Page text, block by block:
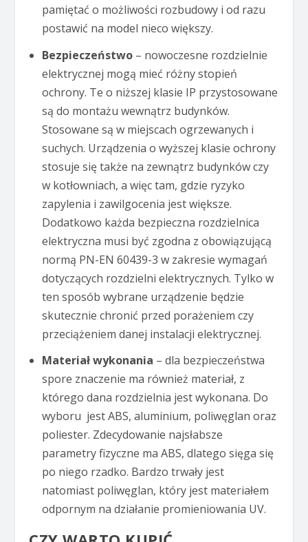
pamiętać o możliwości rozbudowy i od razu
postawić na model nieco większy.
Bezpieczeństwo– nowoczesne rozdzielnie
elektrycznej mogą mieć różny stopień
ochrony. Te o niższej klasie IP przystosowane
są do montażu wewnątrz budynków.
Stosowane są w miejscach ogrzewanych i
suchych. Urządzenia o wyższej klasie ochrony
stosuje się także na zewnątrz budynków czy
w kotłowniach, a więc tam, gdzie ryzyko
zapylenia i zawilgocenia jest większe.
Dodatkowo każda bezpieczna rozdzielnica
elektryczna musi być zgodna z obowiązującą
normą PN-EN 60439-3 w zakresie wymagań
dotyczących rozdzielni elektrycznych. Tylko w
ten sposób wybrane urządzenie będzie
skutecznie chronić przed porażeniem czy
przeciążeniem danej instalacji elektrycznej.
Materiał wykonania – dla bezpieczeństwa
spore znaczenie ma również materiał, z
którego dana rozdzielnia jest wykonana. Do
wyboru jest ABS, aluminium, poliwęglan oraz
poliester. Zdecydowanie najsłabsze
parametry fizyczne ma ABS, dlatego sięga się
po niego rzadko. Bardzo trwały jest
natomiast poliwęglan, który jest materiałem
odpornym na działanie promieniowania UV.